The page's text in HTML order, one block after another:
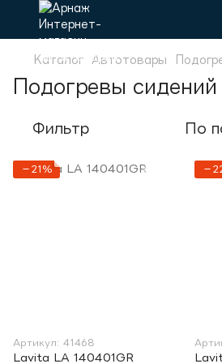
Каталог Автотовары
Подогревы
Фильтр По
−21%
Артикул: 41468
Lavita LA 140401GR